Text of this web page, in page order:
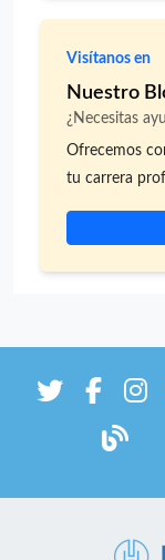
Buscamos
ordenadas y
parte de un equipo
especialmente:** — Compromiso con el
Limpieza,
Experiencia
futuros
Visítanos en
Nuestro
¿Necesitas
Ofrecemos
tu carrera